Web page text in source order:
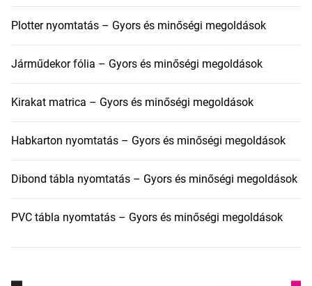
Plotter nyomtatás – Gyors és minőségi megoldások
Járműdekor fólia – Gyors és minőségi megoldások
Kirakat matrica – Gyors és minőségi megoldások
Habkarton nyomtatás – Gyors és minőségi megoldások
Dibond tábla nyomtatás – Gyors és minőségi megoldások
PVC tábla nyomtatás – Gyors és minőségi megoldások